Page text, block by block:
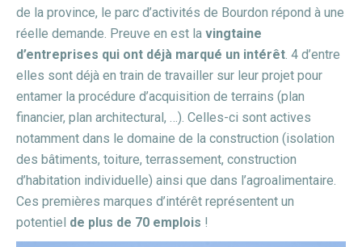
de la province, le parc d’activités de Bourdon répond à une
réelle demande. Preuve en est la vingtaine
d’entreprises qui ont déjà marqué un intérêt. 4 d’entre
elles sont déjà en train de travailler sur leur projet pour
entamer la procédure d’acquisition de terrains (plan
financier, plan architectural, …). Celles-ci sont actives
notamment dans le domaine de la construction (isolation
des bâtiments, toiture, terrassement, construction
d’habitation individuelle) ainsi que dans l’agroalimentaire.
Ces premières marques d’intérêt représentent un
potentiel de plus de 70 emplois !